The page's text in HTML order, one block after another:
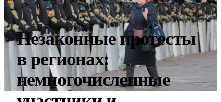
Незаконные протесты
в регионах:
немногочисленные